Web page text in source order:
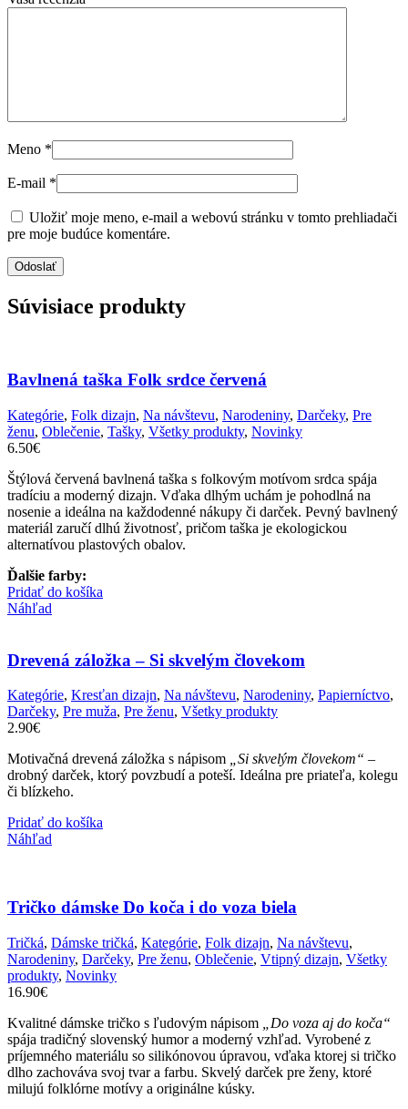
Meno *
E-mail *
Uložiť moje meno, e-mail a webovú stránku v tomto prehliadači
pre moje budúce komentáre.
Súvisiace produkty
Bavlnená taška Folk srdce červená
Kategórie, Folk dizajn, Na návštevu, Narodeniny, Darčeky, Pre
ženu, Oblečenie, Tašky, Všetky produkty, Novinky
6.50€
Štýlová červená bavlnená taška s folkovým motívom srdca spája
tradíciu a moderný dizajn. Vďaka dlhým uchám je pohodlná na
nosenie a ideálna na každodenné nákupy či darček. Pevný bavlnený
materiál zaručí dlhú životnosť, pričom taška je ekologickou
alternatívou plastových obalov.
Ďalšie farby:
Pridať do košíka
Náhľad
Drevená záložka – Si skvelým človekom
Kategórie, Kresťan dizajn, Na návštevu, Narodeniny, Papierníctvo,
Darčeky, Pre muža, Pre ženu, Všetky produkty
2.90€
Motivačná drevená záložka s nápisom
„Si skvelým človekom“ –
drobný darček, ktorý povzbudí a poteší. Ideálna pre priateľa, kolegu
či blízkeho.
Pridať do košíka
Náhľad
Tričko dámske Do koča i do voza biela
Tričká, Dámske tričká, Kategórie, Folk dizajn, Na návštevu,
Narodeniny, Darčeky, Pre ženu, Oblečenie, Vtipný dizajn, Všetky
produkty, Novinky
16.90€
Kvalitné dámske tričko s ľudovým nápisom
„Do voza aj do koča“
spája tradičný slovenský humor a moderný vzhľad. Vyrobené z
príjemného materiálu so silikónovou úpravou, vďaka ktorej si tričko
dlho zachováva svoj tvar a farbu. Skvelý darček pre ženy, ktoré
milujú folklórne motívy a originálne kúsky.